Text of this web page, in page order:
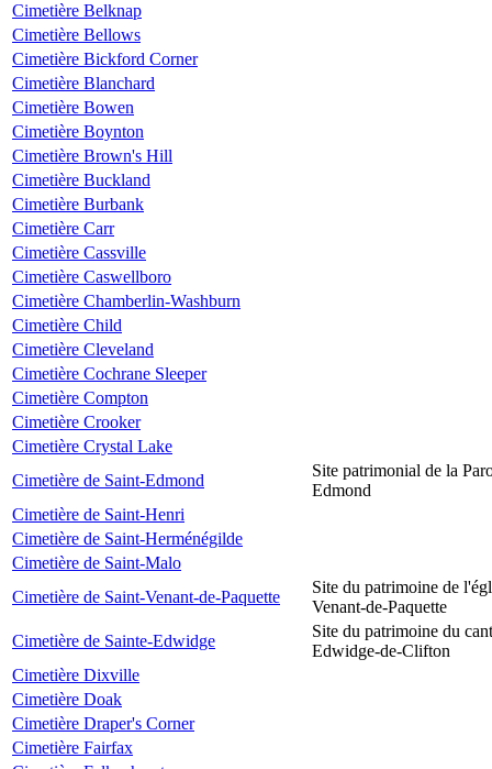
Cimetière Belknap
Cimetière Bellows
Cimetière Bickford Corner
Cimetière Blanchard
Cimetière Bowen
Cimetière Boynton
Cimetière Brown's Hill
Cimetière Buckland
Cimetière Burbank
Cimetière Carr
Cimetière Cassville
Cimetière Caswellboro
Cimetière Chamberlin-Washburn
Cimetière Child
Cimetière Cleveland
Cimetière Cochrane Sleeper
Cimetière Compton
Cimetière Crooker
Cimetière Crystal Lake
Cimetière de Saint-Edmond
Site patrimonial de la
Edmond
Cimetière de Saint-Henri
Cimetière de Saint-Herménégilde
Cimetière de Saint-Malo
Cimetière de Saint-Venant-de-Paquette
Site du patrimoine de
Venant-de-Paquette
Cimetière de Sainte-Edwidge
Site du patrimoine du
Edwidge-de-Clifton
Cimetière Dixville
Cimetière Doak
Cimetière Draper's Corner
Cimetière Fairfax